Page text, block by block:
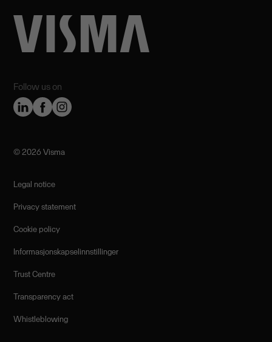
Follow us on
©️ 2026 Visma
Legal notice
Privacy statement
Cookie policy
Informasjonskapselinnstillinger
Trust Centre
Transparency act
Whistleblowing